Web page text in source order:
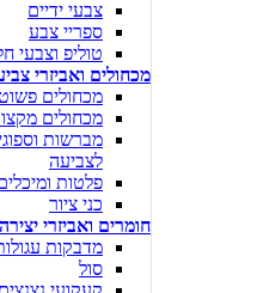
צבעי ידיים
ספריי צבע
טוליפ וצבעי
מכחולים ואביזרי
מכחולים
מכחולים
מברשות
לצביעה
פלטות
כני ציור
חומרים ואביזרי יצירה
מדבקות
סול